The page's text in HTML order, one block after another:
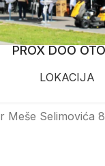
PROX DOO
LOKACIJA
Meše Selimovića